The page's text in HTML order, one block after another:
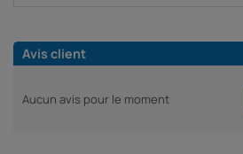
Avis client
Aucun avis pour le moment